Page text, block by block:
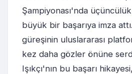
Şampiyonası'nda
büyük bir başarıya imza
güreşinin uluslararası
kez daha gözler önüne
Işıkçı'nın bu başarı